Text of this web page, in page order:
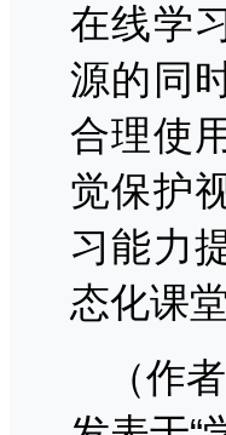
在线学
源的同
合理使
觉保护
习能力
态化课
（作